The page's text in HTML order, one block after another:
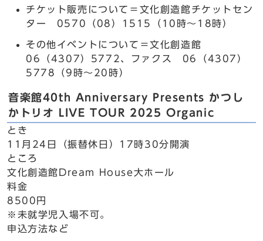
チケット販売について＝文化創造館チケットセン
ター 0570（08）1515（10時～18時）
その他イベントについて＝文化創造館
06（4307）5772、ファクス 06（4307）
5778（9時～20時）
音楽館40th Anniversary Presents かつし
かトリオ LIVE TOUR 2025 Organic
とき
11月24日（振替休日）17時30分開演
ところ
文化創造館Dream House大ホール
料金
8500円
※未就学児入場不可。
申込方法など